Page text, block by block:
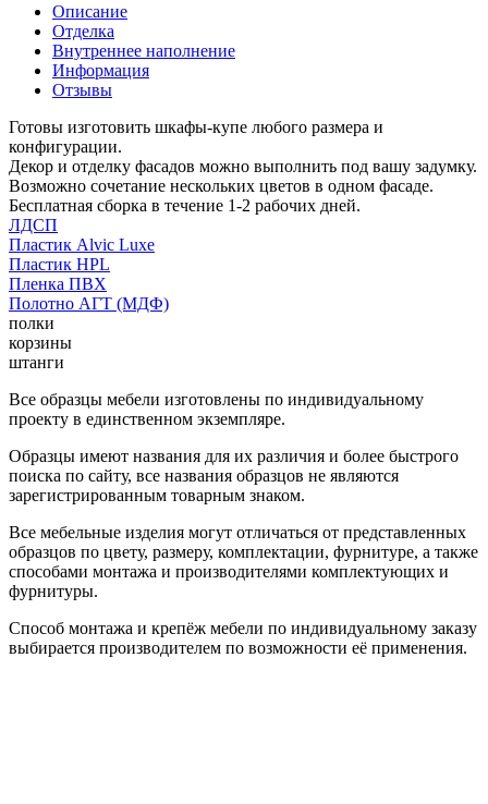
Описание
Отделка
Внутреннее наполнение
Информация
Отзывы
Готовы изготовить шкафы-купе любого размера и
конфигурации.
Декор и отделку фасадов можно выполнить под вашу задумку.
Возможно сочетание нескольких цветов в одном фасаде.
Бесплатная сборка в течение 1-2 рабочих дней.
ЛДСП
Пластик Alvic Luxe
Пластик HPL
Пленка ПВХ
Полотно АГТ (МДФ)
полки
корзины
штанги
Все образцы мебели изготовлены по индивидуальному
проекту в единственном экземпляре.
Образцы имеют названия для их различия и более быстрого
поиска по сайту, все названия образцов не являются
зарегистрированным товарным знаком.
Все мебельные изделия могут отличаться от представленных
образцов по цвету, размеру, комплектации, фурнитуре, а также
способами монтажа и производителями комплектующих и
фурнитуры.
Способ монтажа и крепёж мебели по индивидуальному заказу
выбирается производителем по возможности её применения.